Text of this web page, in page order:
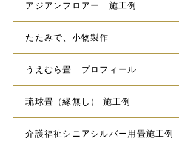
アジアンフロアー 施工例
たたみで、小物製作
うえむら畳 プロフィール
琉球畳（縁無し） 施工例
介護福祉シニアシルバー用畳施工例